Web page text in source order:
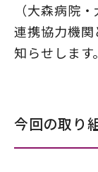
（大森病院
連携協力機
知らせします。
今回の取り